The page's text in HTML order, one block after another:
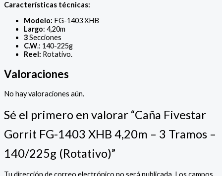
Características técnicas:
Modelo: FG-1403 XHB
Largo: 4,20m
3Secciones
C.W.: 140-225g
Reel: Rotativo.
Valoraciones
No hay valoraciones aún.
Sé el primero en valorar “Caña Fivestar
Gorrit FG-1403 XHB 4,20m – 3 Tramos –
140/225g (Rotativo)”
Tu dirección de correo electrónico no será publicada. Los campos